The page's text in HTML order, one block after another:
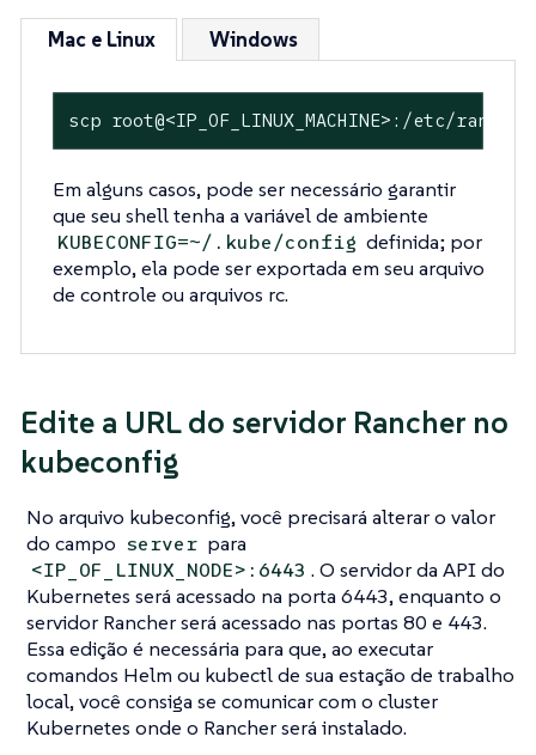
Mac e Linux Windows
scp root@<IP_OF_LINUX_MACHINE>:/etc/
Em alguns casos, pode ser necessário garantir
que seu shell tenha a variável de ambiente
KUBECONFIG=~/.kube/config definida; por
exemplo, ela pode ser exportada em seu arquivo
de controle ou arquivos rc.
Edite a URL do servidor Rancher no
kubeconfig
No arquivo kubeconfig, você precisará alterar o valor
do campo server para
<IP_OF_LINUX_NODE>:6443 . O servidor da API do
Kubernetes será acessado na porta 6443, enquanto o
servidor Rancher será acessado nas portas 80 e 443.
Essa edição é necessária para que, ao executar
comandos Helm ou kubectl de sua estação de trabalho
local, você consiga se comunicar com o cluster
Kubernetes onde o Rancher será instalado.